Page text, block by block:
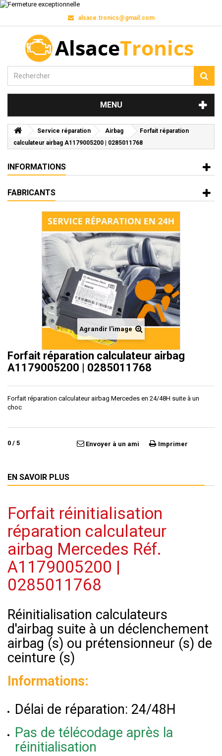
alsace.tronics@gmail.com
MENU
Service réparation Airbag
Forfait réparation
calculateur airbag A1179005200 | 0285011768
INFORMATIONS
FABRICANTS
Agrandir l'image
Forfait réparation calculateur airbag
A1179005200 | 0285011768
Forfait réparation calculateur airbag Mercedes en 24/48H suite à un
choc
0 / 5 Envoyer à un ami Imprimer
EN SAVOIR PLUS
Forfait réinitialisation
réparation calculateur
airbag Mercedes Réf.
A1179005200 |
0285011768
Réinitialisation calculateurs
d'airbag suite à un déclenchement
airbag (s) ou prétensionneur (s) de
ceinture (s)
Informations:
Délai de réparation: 24/48H
Pas de télécodage après la
réinitialisation